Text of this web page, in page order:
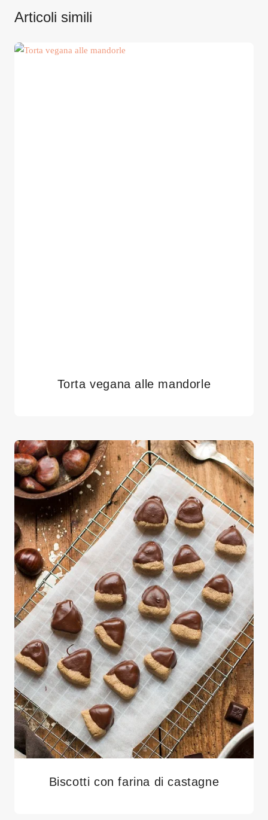
Articoli simili
Torta vegana alle mandorle
Biscotti con farina di castagne